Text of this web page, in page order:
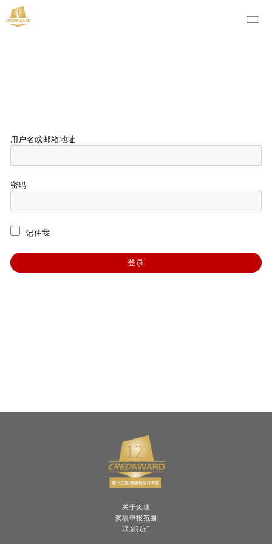
用户名或邮箱地址
密码
记住我
关于奖项
奖项申报范围
联系我们